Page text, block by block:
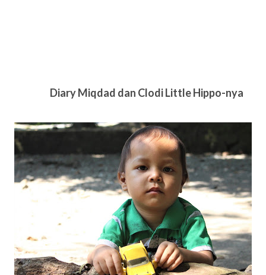
Diary Miqdad dan Clodi Little Hippo-nya